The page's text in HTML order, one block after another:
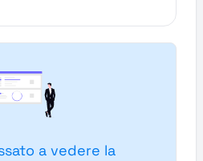
a vedere la